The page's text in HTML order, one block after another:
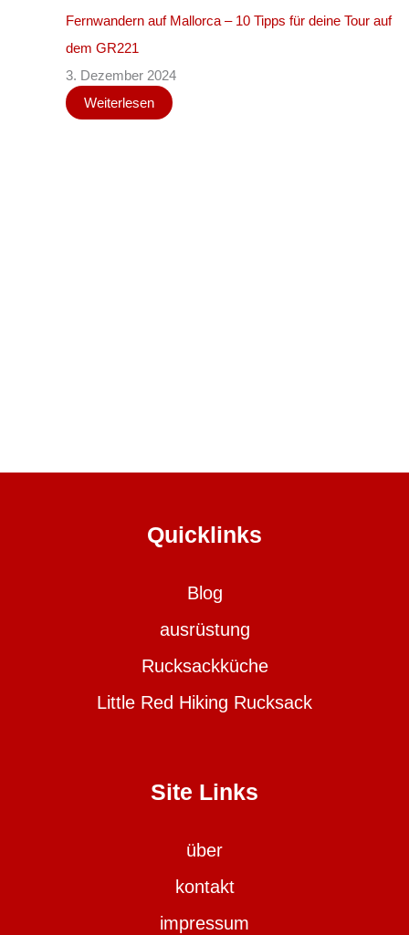
Fernwandern auf Mallorca – 10 Tipps für deine Tour auf
dem GR221
3. Dezember 2024
Weiterlesen
Quicklinks
Blog
ausrüstung
Rucksackküche
Little Red Hiking Rucksack
Site Links
über
kontakt
impressum